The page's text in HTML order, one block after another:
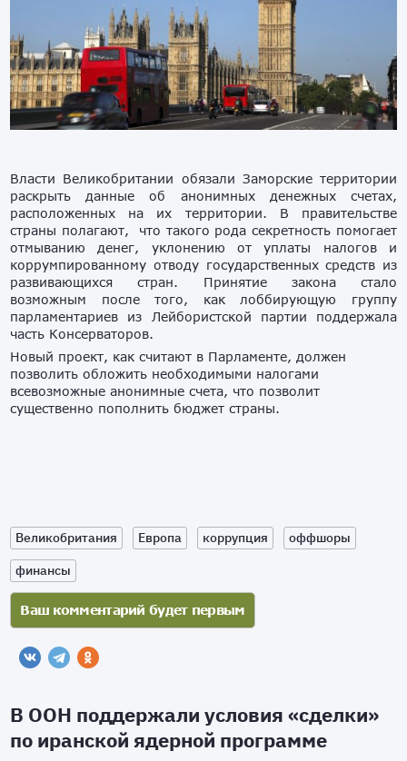
Власти Великобритании обязали Заморские территории
раскрыть данные об анонимных денежных счетах,
расположенных на их территории. В правительстве
страны полагают, что такого рода секретность помогает
отмыванию денег, уклонению от уплаты налогов и
коррумпированному отводу государственных средств из
развивающихся стран. Принятие закона стало
возможным после того, как лоббирующую группу
парламентариев из Лейбористской партии поддержала
часть Консерваторов.
Новый проект, как считают в Парламенте, должен
позволить обложить необходимыми налогами
всевозможные анонимные счета, что позволит
существенно пополнить бюджет страны.
Великобритания Европа коррупция
оффшоры
финансы
В ООН поддержали условия «сделки»
по иранской ядерной программе